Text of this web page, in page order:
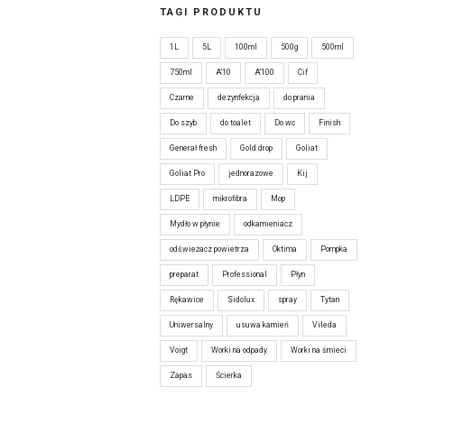
TAGI PRODUKTU
1L 5L 100ml 500g 500ml
750ml A'10 A'100 Cif
Czarne dezynfekcja do prania
Do szyb do toalet Do wc Finish
Generał fresh Gold drop Goliat
Goliat Pro jednorazowe Kij
LDPE mikrofibra Mop
Mydło w płynie odkamieniacz
odświeżacz powietrza Oktima Pompka
preparat Professional Płyn
Rękawice Sidolux spray Tytan
Uniwersalny usuwa kamień Vileda
Voigt Worki na odpady Worki na śmieci
Zapas Ścierka